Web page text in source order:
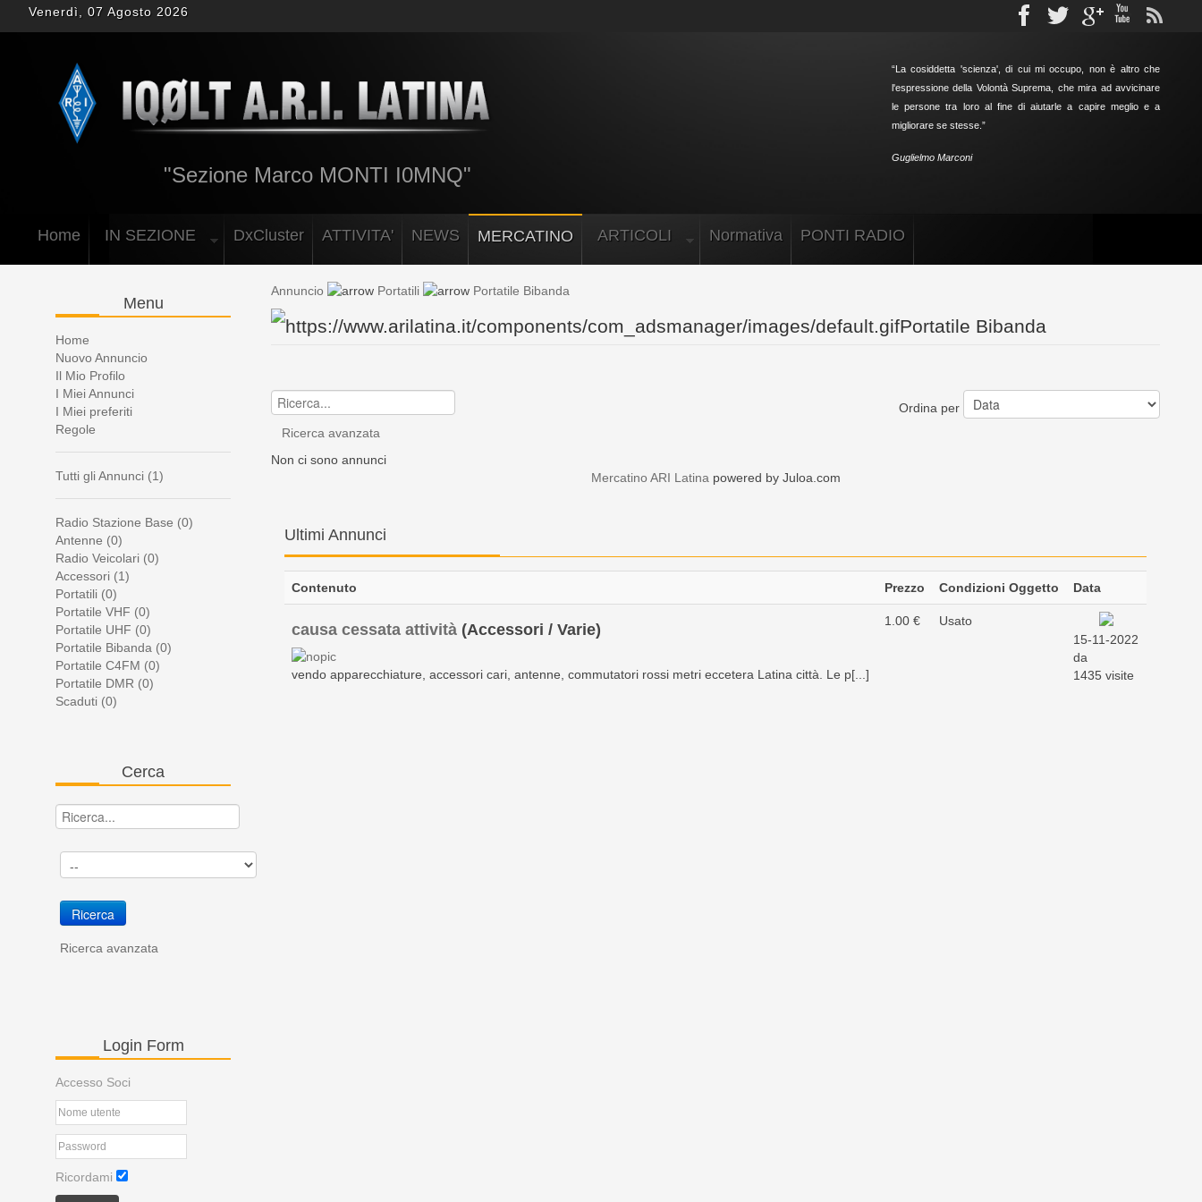
Venerdì, 07 Agosto 2026 FacebookTwittergplusYoutube
"Sezione Marco MONTI I0MNQ"
“La cosiddetta 'scienza', di cui mi occupo, non è altro che
l'espressione della Volontà Suprema, che mira ad avvicinare
le persone tra loro al fine di aiutarle a capire meglio e a
migliorare se stesse. ”
Guglielmo Marconi
Home IN SEZIONE DxCluster ATTIVITA' NEWS MERCATINO ARTICOLI Normativa PONTI RADIO
Annuncio Portatili Portatile Bibanda
Portatile Bibanda
Ricerca avanzata
Ordina per
Non ci sono annunci
Mercatino ARI Latinapowered by Juloa.com
Ultimi Annunci
Contenuto Prezzo Condizioni Oggetto Data
causa cessata attività (Accessori / Varie)
vendo apparecchiature, accessori cari, antenne, commutatori rossi metri eccetera Latina città. Le p[...]
1.00 €
Usato
15-11-2022
da
1435 visite
Menu
Home
Nuovo Annuncio
Il Mio Profilo
I Miei Annunci
I Miei preferiti
Regole
Tutti gli Annunci (1)
Radio Stazione Base (0)
Antenne (0)
Radio Veicolari (0)
Accessori (1)
Portatili (0)
Portatile VHF (0)
Portatile UHF (0)
Portatile Bibanda (0)
Portatile C4FM (0)
Portatile DMR (0)
Scaduti (0)
Cerca
Ricerca avanzata
Login Form
Accesso Soci
Ricordami